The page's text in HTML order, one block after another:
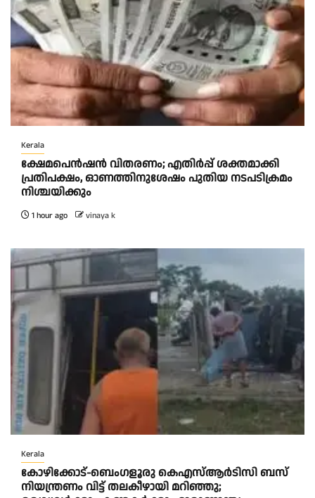
Kerala
ക്ഷേമപെൻഷൻ വിതരണം; എതിർപ്പ് ശക്തമാക്കി
പ്രതിപക്ഷം, ഓണത്തിനുശേഷം പുതിയ നടപടിക്രമം
നിശ്ചയിക്കും
1 hour ago vinaya k
Kerala
കോഴിക്കോട്-ബെംഗളൂരു കെഎസ്ആര്‍ടിസി ബസ്
നിയന്ത്രണം വിട്ട് തലകീഴായി മറിഞ്ഞു;